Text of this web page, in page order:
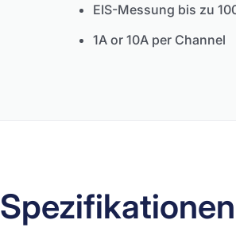
EIS-Messung bis zu
1A or 10A per Channel​
Spezifikationen